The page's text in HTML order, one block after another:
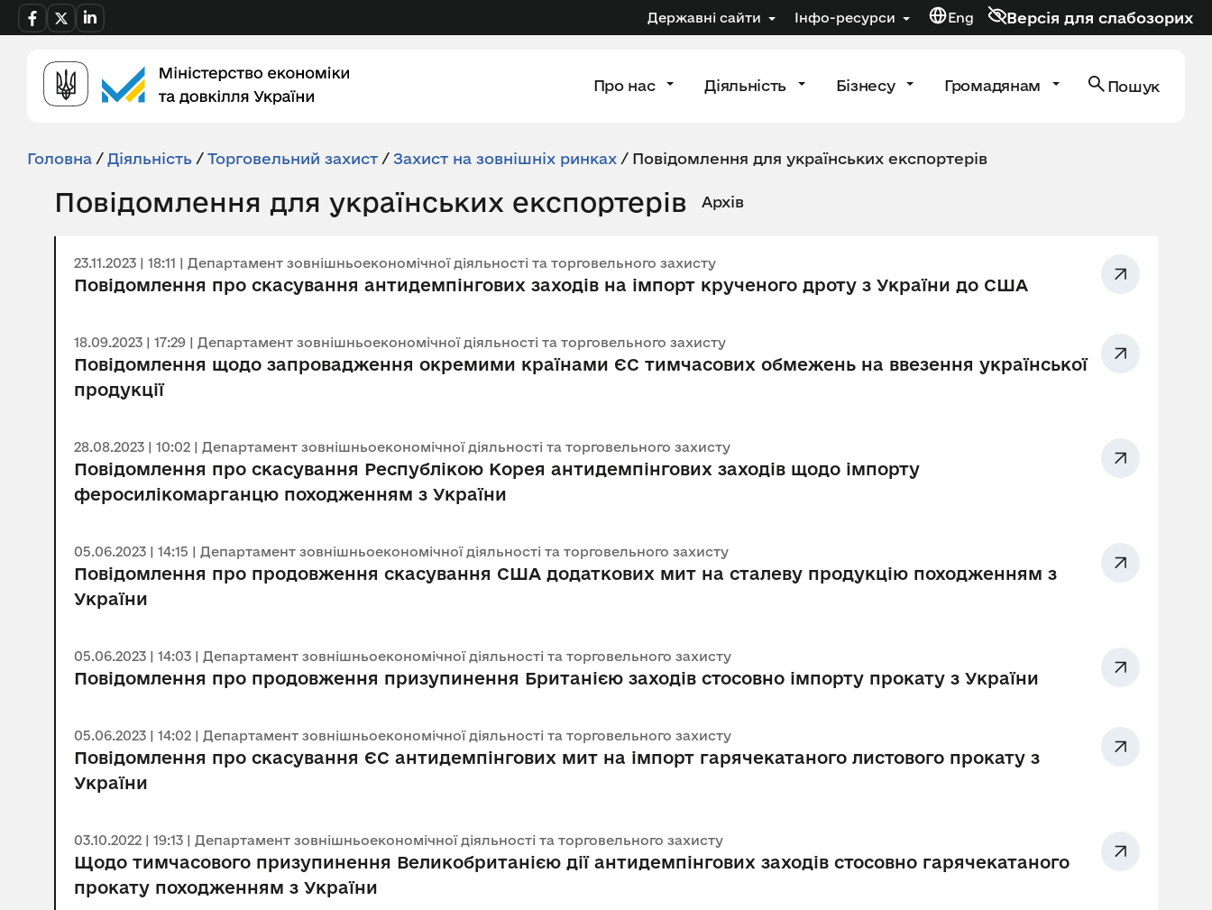
Державні сайти Інфо-ресурси Eng Версія для слабозорих
Про нас Діяльність Бізнесу Громадянам Пошук
Головна / Діяльність / Торговельний захист / Захист на зовнішніх ринках / Повідомлення для українських експортерів
Повідомлення для українських експортерів Архів
23.11.2023 | 18:11 | Департамент зовнішньоекономічної діяльності та торговельного захисту
Повідомлення про скасування антидемпінгових заходів на імпорт крученого дроту з України до США
18.09.2023 | 17:29 | Департамент зовнішньоекономічної діяльності та торговельного захисту
Повідомлення щодо запровадження окремими країнами ЄС тимчасових обмежень на ввезення української
продукції
28.08.2023 | 10:02 | Департамент зовнішньоекономічної діяльності та торговельного захисту
Повідомлення про скасування Республікою Корея антидемпінгових заходів щодо імпорту
феросилікомарганцю походженням з України
05.06.2023 | 14:15 | Департамент зовнішньоекономічної діяльності та торговельного захисту
Повідомлення про продовження скасування США додаткових мит на сталеву продукцію походженням з
України
05.06.2023 | 14:03 | Департамент зовнішньоекономічної діяльності та торговельного захисту
Повідомлення про продовження призупинення Британією заходів стосовно імпорту прокату з України
05.06.2023 | 14:02 | Департамент зовнішньоекономічної діяльності та торговельного захисту
Повідомлення про скасування ЄС антидемпінгових мит на імпорт гарячекатаного листового прокату з
України
03.10.2022 | 19:13 | Департамент зовнішньоекономічної діяльності та торговельного захисту
Щодо тимчасового призупинення Великобританією дії антидемпінгових заходів стосовно гарячекатаного
прокату походженням з України